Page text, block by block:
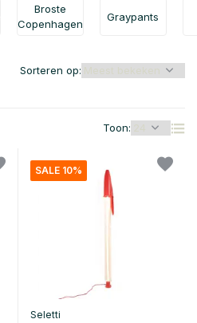
Broste
Copenhagen
Graypants
Toon:
Sorteren op:
SALE 10%
Seletti